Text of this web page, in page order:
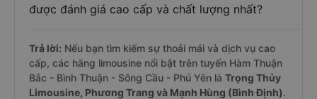
được đánh giá cao cấp và chất lượng nhất?
Trả lời: Nếu bạn tìm kiếm sự thoải mái và dịch vụ cao
cấp, các hãng limousine nổi bật trên tuyến Hàm Thuận
Bắc - Bình Thuận - Sông Cầu - Phú Yên là Trọng Thủy
Limousine, Phương Trang và Mạnh Hùng (Bình Định).